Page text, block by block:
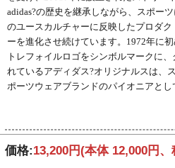
adidas?の歴史を継承しながら、スポー
のユースカルチャーに反映したプロダ
ーを進化させ続けています。1972年に
トレフォイルロゴをシンボルマークに
れているアディダス?オリジナルスは、
ポーツウェアブランドのパイオニアとし
価格:13,200円(本体 12,000円、